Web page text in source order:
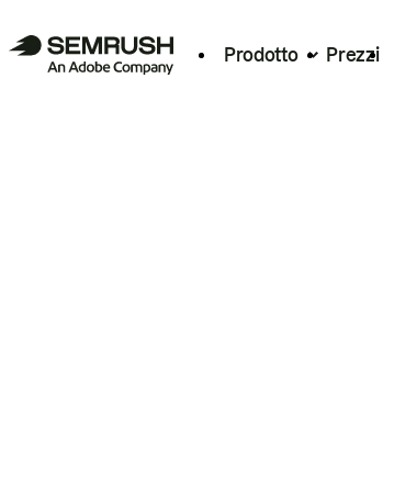
Prodotto Prezzi